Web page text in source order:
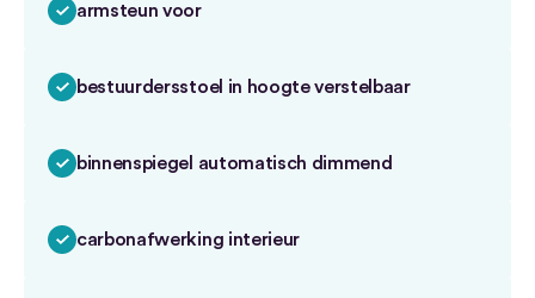
armsteun voor
bestuurdersstoel in hoogte verstelbaar
binnenspiegel automatisch dimmend
carbonafwerking interieur